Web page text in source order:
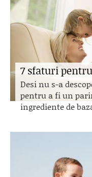
7 sfaturi
Desi nu s-a
pentru a fi un
ingrediente de